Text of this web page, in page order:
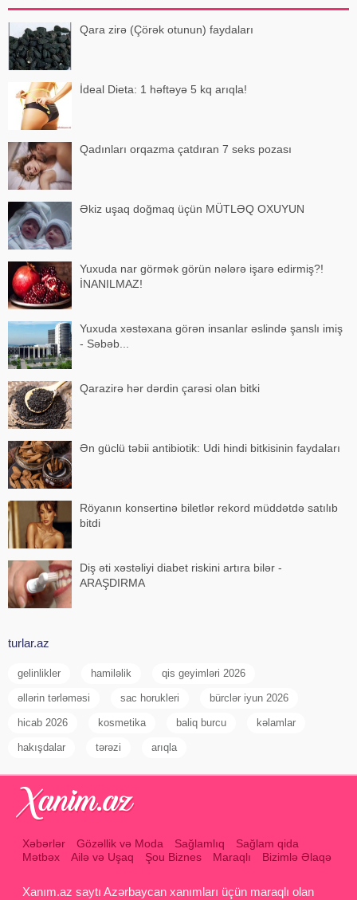
Qara zirə (Çörək otunun) faydaları
İdeal Dieta: 1 həftəyə 5 kq arıqla!
Qadınları orqazma çatdıran 7 seks pozası
Əkiz uşaq doğmaq üçün MÜTLƏQ OXUYUN
Yuxuda nar görmək görün nələrə işarə edirmiş?!
İNANILMAZ!
Yuxuda xəstəxana görən insanlar əslində şanslı imiş
- Səbəb...
Qarazirə hər dərdin çarəsi olan bitki
Ən güclü təbii antibiotik: Udi hindi bitkisinin faydaları
Röyanın konsertinə biletlər rekord müddətdə satılıb
bitdi
Diş əti xəstəliyi diabet riskini artıra bilər -
ARAŞDIRMA
turlar.az
gelinlikler hamiləlik qis geyimləri 2026
əllərin tərləməsi sac horukleri bürclər iyun 2026
hicab 2026 kosmetika baliq burcu kəlamlar
hakışdalar tərəzi arıqla
Xəbərlər Gözəllik və Moda Sağlamlıq
Sağlam qida
Mətbəx
Ailə və Uşaq Şou Biznes Maraqlı Bizimlə Əlaqə
Xanım.az saytı Azərbaycan xanımları üçün maraqlı olan